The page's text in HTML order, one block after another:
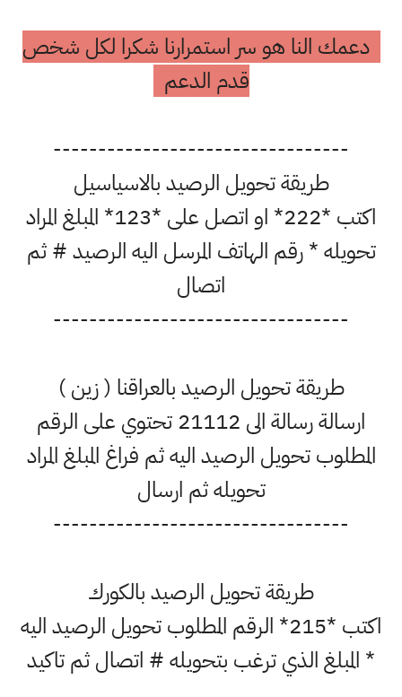
دعمك النا هو سر استمرارنا شكرا لكل شخص
قدم الدعم
---------------------------------
طريقة تحويل الرصيد بالاسياسيل
اكتب *222* او اتصل على *123* المبلغ المراد
تحويله * رقم الهاتف المرسل اليه الرصيد # ثم
اتصال
---------------------------------
طريقة تحويل الرصيد بالعراقنا ( زين )
ارسالة رسالة الى 21112 تحتوي على الرقم
المطلوب تحويل الرصيد اليه ثم فراغ المبلغ المراد
تحويله ثم ارسال
---------------------------------
طريقة تحويل الرصيد بالكورك
اكتب *215* الرقم المطلوب تحويل الرصيد اليه
* المبلغ الذي ترغب بتحويله # اتصال ثم تاكيد